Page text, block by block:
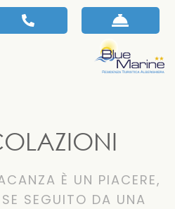
È UN PIACERE,
SEGUITO DA UNA